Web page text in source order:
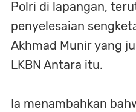
Polri di lapangan,
penyelesaian
Akhmad Munir yang
LKBN Antara itu.
Ia menambahkan